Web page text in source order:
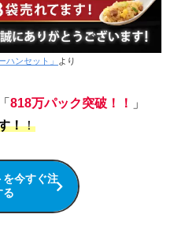
ハンセット」 より
818万パック突破！！
」
！！
を今すぐ注
る